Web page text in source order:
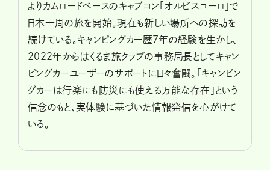
よりカムロードベースのキャブコン「オルビスユーロ」で
日本一周の旅を開始。現在も新しい場所への探訪を
続けている。キャンピングカー歴7年の経験を生かし、
2022年からはくるま旅クラブの事務局長としてキャン
ピングカーユーザーのサポートに日々奮闘。「キャンピン
グカーは行楽にも防災にも使える万能な存在」という
信念のもと、実体験に基づいた情報発信を心がけて
いる。